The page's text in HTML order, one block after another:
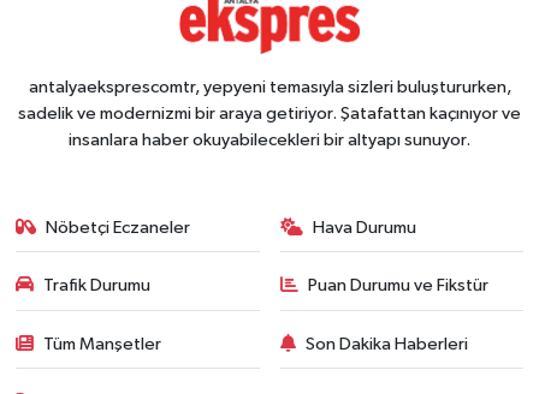
antalyaeksprescomtr, yepyeni temasıyla sizleri buluştururken,
sadelik ve modernizmi bir araya getiriyor. Şatafattan kaçınıyor ve
insanlara haber okuyabilecekleri bir altyapı sunuyor.
Nöbetçi Eczaneler Hava Durumu
Trafik Durumu Puan Durumu ve Fikstür
Tüm Manşetler Son Dakika Haberleri